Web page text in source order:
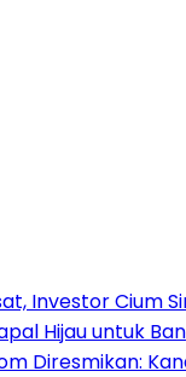
Investor Cium
Hijau untuk
Diresmikan: